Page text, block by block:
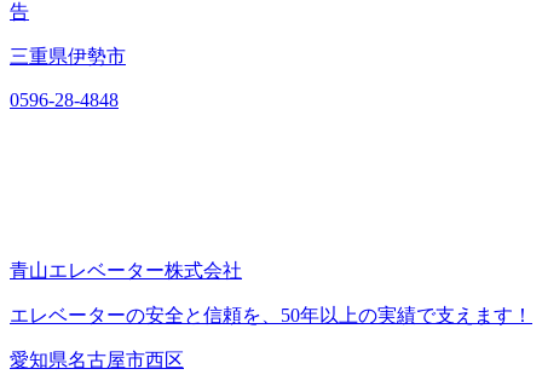
告
三重県伊勢市
0596-28-4848
青山エレベーター株式会社
エレベーターの安全と信頼を、50年以上の実績で支えます！
愛知県名古屋市西区